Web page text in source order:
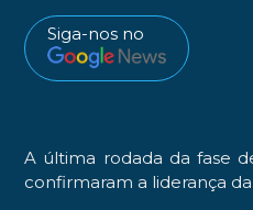
Siga-nos no
A última rodada da fase
confirmaram a liderança